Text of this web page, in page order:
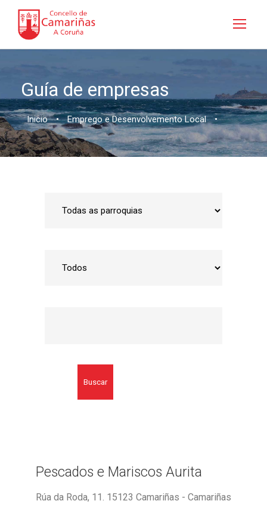
Guía de empresas
Inicio • Emprego e Desenvolvemento Local •
Buscar
Pescados e Mariscos Aurita
Rúa da Roda, 11. 15123 Camariñas - Camariñas